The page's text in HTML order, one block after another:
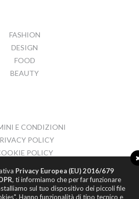
FASHION
DESIGN
FOOD
BEAUTY
E CONDIZIONI
POLICY
POLICY
Privacy Europea (EU) 2016/679
, ti informiamo che per far funzionare
sul tuo dispositivo dei piccoli file
Hanno funzionalità di tipo tecnico e